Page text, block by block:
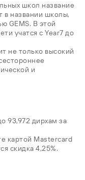
школ название
в названии школы,
GEMS. В этой
учатся с Year7 до
не только высокий
и
93,972 дирхам за
картой Mastercard
скидка 4,25%.